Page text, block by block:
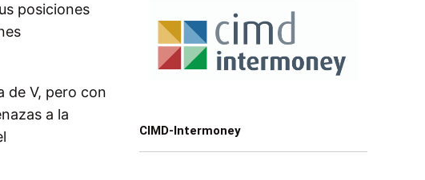
posiciones
de V, pero con
a la
CIMD-Intermoney